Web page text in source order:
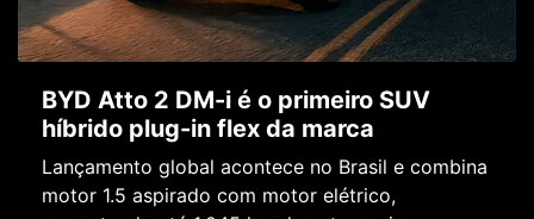
BYD Atto 2 DM-i é o primeiro SUV
híbrido plug-in flex da marca
Lançamento global acontece no Brasil e combina
motor 1.5 aspirado com motor elétrico,